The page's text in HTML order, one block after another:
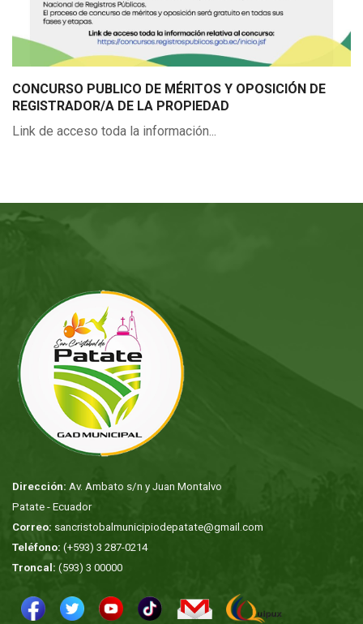
CONCURSO PUBLICO DE MÉRITOS Y OPOSICIÓN DE
REGISTRADOR/A DE LA PROPIEDAD
Link de acceso toda la información...
Dirección: Av. Ambato s/n y Juan Montalvo
Patate - Ecuador
Correo: sancristobalmunicipiodepatate@gmail.com
Teléfono: (+593) 3 287-0214
Troncal: (593) 3 00000